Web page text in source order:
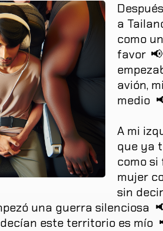
Después
a
como un
favor 📢
avión, mi
medio
A mi
que ya
como si
mujer
sin decir
una guerra silenciosa
decían este territorio es mío